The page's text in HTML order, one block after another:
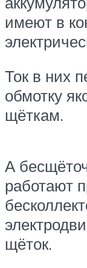
имеют в
Ток в них
обмотку
щёткам.
А
работают
щёток.